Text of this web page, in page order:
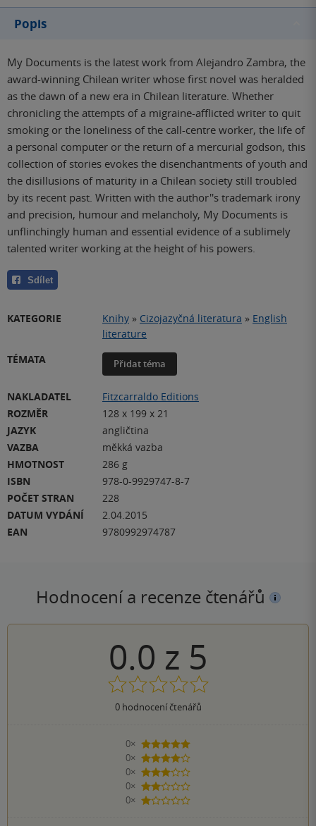
Popis
My Documents is the latest work from Alejandro Zambra, the
award-winning Chilean writer whose first novel was heralded
as the dawn of a new era in Chilean literature. Whether
chronicling the attempts of a migraine-afflicted writer to quit
smoking or the loneliness of the call-centre worker, the life of
a personal computer or the return of a mercurial godson, this
collection of stories evokes the disenchantments of youth and
the disillusions of maturity in a Chilean society still troubled
by its recent past. Written with the author''s trademark irony
and precision, humour and melancholy, My Documents is
unflinchingly human and essential evidence of a sublimely
talented writer working at the height of his powers.
Sdílet
KATEGORIE Knihy » Cizojazyčná literatura » English
literature
TÉMATA
Přidat téma
NAKLADATEL
Fitzcarraldo Editions
ROZMĚR
128 x 199 x 21
JAZYK
angličtina
VAZBA
měkká vazba
HMOTNOST
286 g
ISBN
978-0-9929747-8-7
POČET STRAN
228
DATUM VYDÁNÍ
2.04.2015
EAN
9780992974787
Hodnocení a recenze čtenářů
0.0 z 5
0hodnocení čtenářů
0×
5 hvězdiček
0×
4 hvězdičky
0×
3 hvězdičky
0×
2 hvězdičky
0×
1 hvezdička